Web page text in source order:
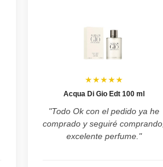
★★★★★
Acqua Di Gio Edt 100 ml
"Todo Ok con el pedido ya he
comprado y seguiré comprando,
excelente perfume."